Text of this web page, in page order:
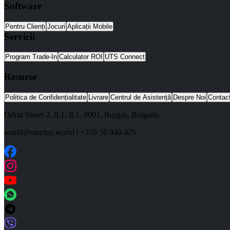
Software
Pentru Clienți Jocuri Aplicații Mobile
Servicii
Program Trade-In Calculator ROI UTS Connect
Resurse
Politica de Confidențialitate Livrare Centrul de Asistență Despre Noi
Odrin Street 2, fl.1 , fl.1, 8001 , Burgas, Bulgaria
world@utsplay.world | +359 56 940 425